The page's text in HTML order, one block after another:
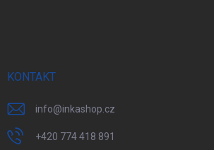
KONTAKT
info@inkashop.cz
+420 774 418 891